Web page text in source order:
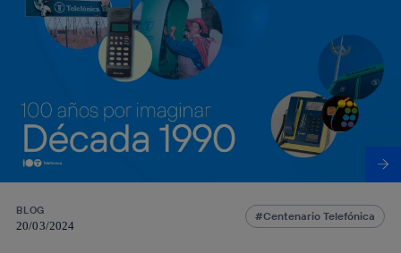
BLOG
20/03/2024
Centenario Telefónica